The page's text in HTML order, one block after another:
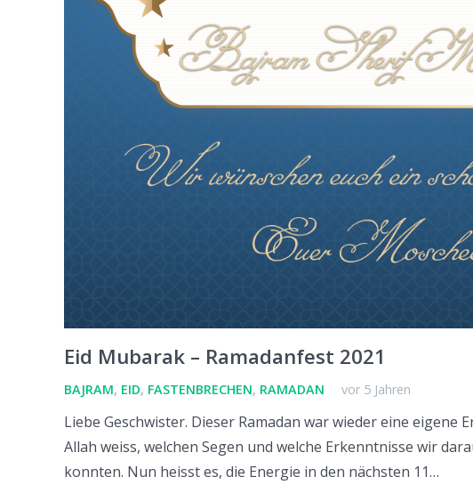
Eid Mubarak – Ramadanfest 2021
BAJRAM, EID, FASTENBRECHEN, RAMADAN vor 5 Jahren
Liebe Geschwister. Dieser Ramadan war wieder eine eigene
Allah weiss, welchen Segen und welche Erkenntnisse wir
konnten. Nun heisst es, die Energie in den nächsten 11…